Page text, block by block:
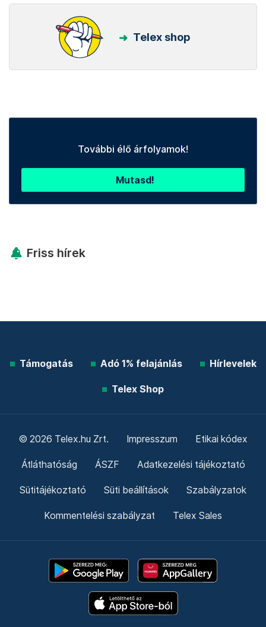
Telex shop
További élő árfolyamok!
Mutasd!
Friss hírek
Támogatás Adó 1% felajánlás Hírlevelek
Telex Shop
© 2026 Telex.hu Zrt. Impresszum Etikai kódex
Átláthatóság ÁSZF Adatkezelési tájékoztató
Sütitájékoztató Süti beállítások Szabályzatok
Kommentelési szabályzat Telex Sales